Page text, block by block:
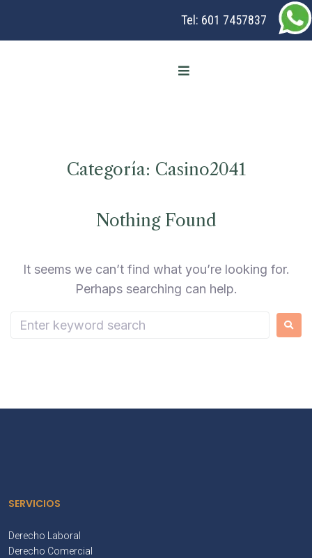
Tel: 601 7457837
Categoría: Casino2041
Nothing Found
It seems we can’t find what you’re looking for.
Perhaps searching can help.
SERVICIOS
Derecho Laboral
Derecho Comercial